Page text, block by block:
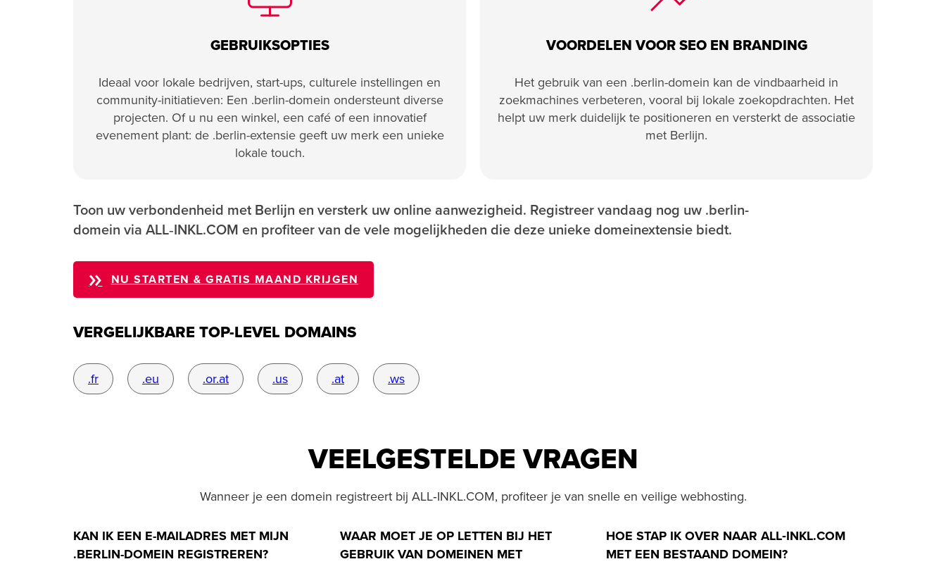
GEBRUIKSOPTIES
Ideaal voor lokale bedrijven, start-ups, culturele instellingen en
community-initiatieven: Een .berlin-domein ondersteunt diverse
projecten. Of u nu een winkel, een café of een innovatief
evenement plant: de .berlin-extensie geeft uw merk een unieke
lokale touch.
VOORDELEN VOOR SEO EN BRANDING
Het gebruik van een .berlin-domein kan de vindbaarheid in
zoekmachines verbeteren, vooral bij lokale zoekopdrachten. Het
helpt uw merk duidelijk te positioneren en versterkt de associatie
met Berlijn.
Toon uw verbondenheid met Berlijn en versterk uw online aanwezigheid. Registreer vandaag nog uw .berlin-
domein via ALL‑INKL.COM en profiteer van de vele mogelijkheden die deze unieke domeinextensie biedt.
NU STARTEN & GRATIS MAAND KRIJGEN
VERGELIJKBARE TOP-LEVEL DOMAINS
.fr .eu .or.at .us .at .ws
VEELGESTELDE VRAGEN
Wanneer je een domein registreert bij ALL‑INKL.COM, profiteer je van snelle en veilige webhosting.
KAN IK EEN E-MAILADRES MET MIJN
.BERLIN-DOMEIN REGISTREREN?
WAAR MOET JE OP LETTEN BIJ HET
GEBRUIK VAN DOMEINEN MET
HOE STAP IK OVER NAAR ALL‑INKL.COM
MET EEN BESTAAND DOMEIN?